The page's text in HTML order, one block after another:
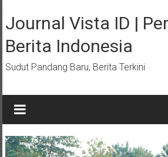
konten
Journal Vista ID |
Berita Indonesia
Sudut Pandang Baru, Berita Terkini